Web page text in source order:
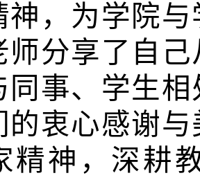
神，为学院
师分享了自
同事、学生
的衷心感谢
精神，深耕